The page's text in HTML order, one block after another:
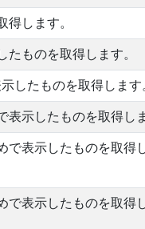
得します。
たものを取得します。
したものを取得します
表示したものを取得し
で表示したものを取得
で表示したものを取得